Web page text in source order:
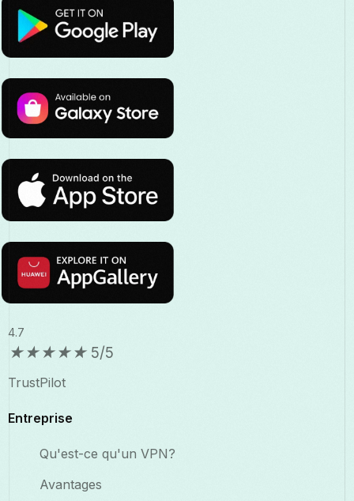
4.7
★★★★★ 5/5
TrustPilot
Entreprise
Qu'est-ce qu'un VPN?
Avantages